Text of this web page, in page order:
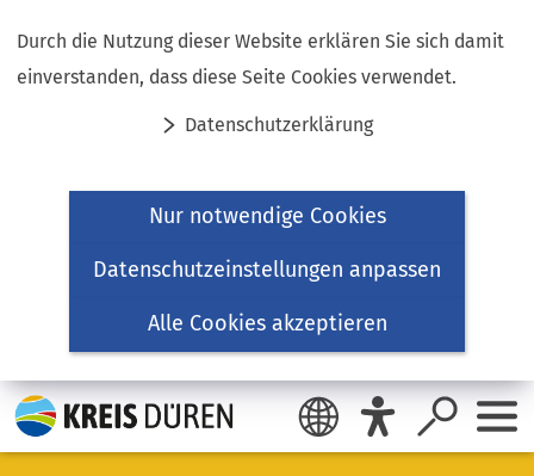
Durch die Nutzung dieser Website erklären Sie sich damit
einverstanden, dass diese Seite Cookies verwendet.
Datenschutzerklärung
Nur notwendige Cookies
Datenschutzeinstellungen anpassen
Alle Cookies akzeptieren
Inhalt anspringen